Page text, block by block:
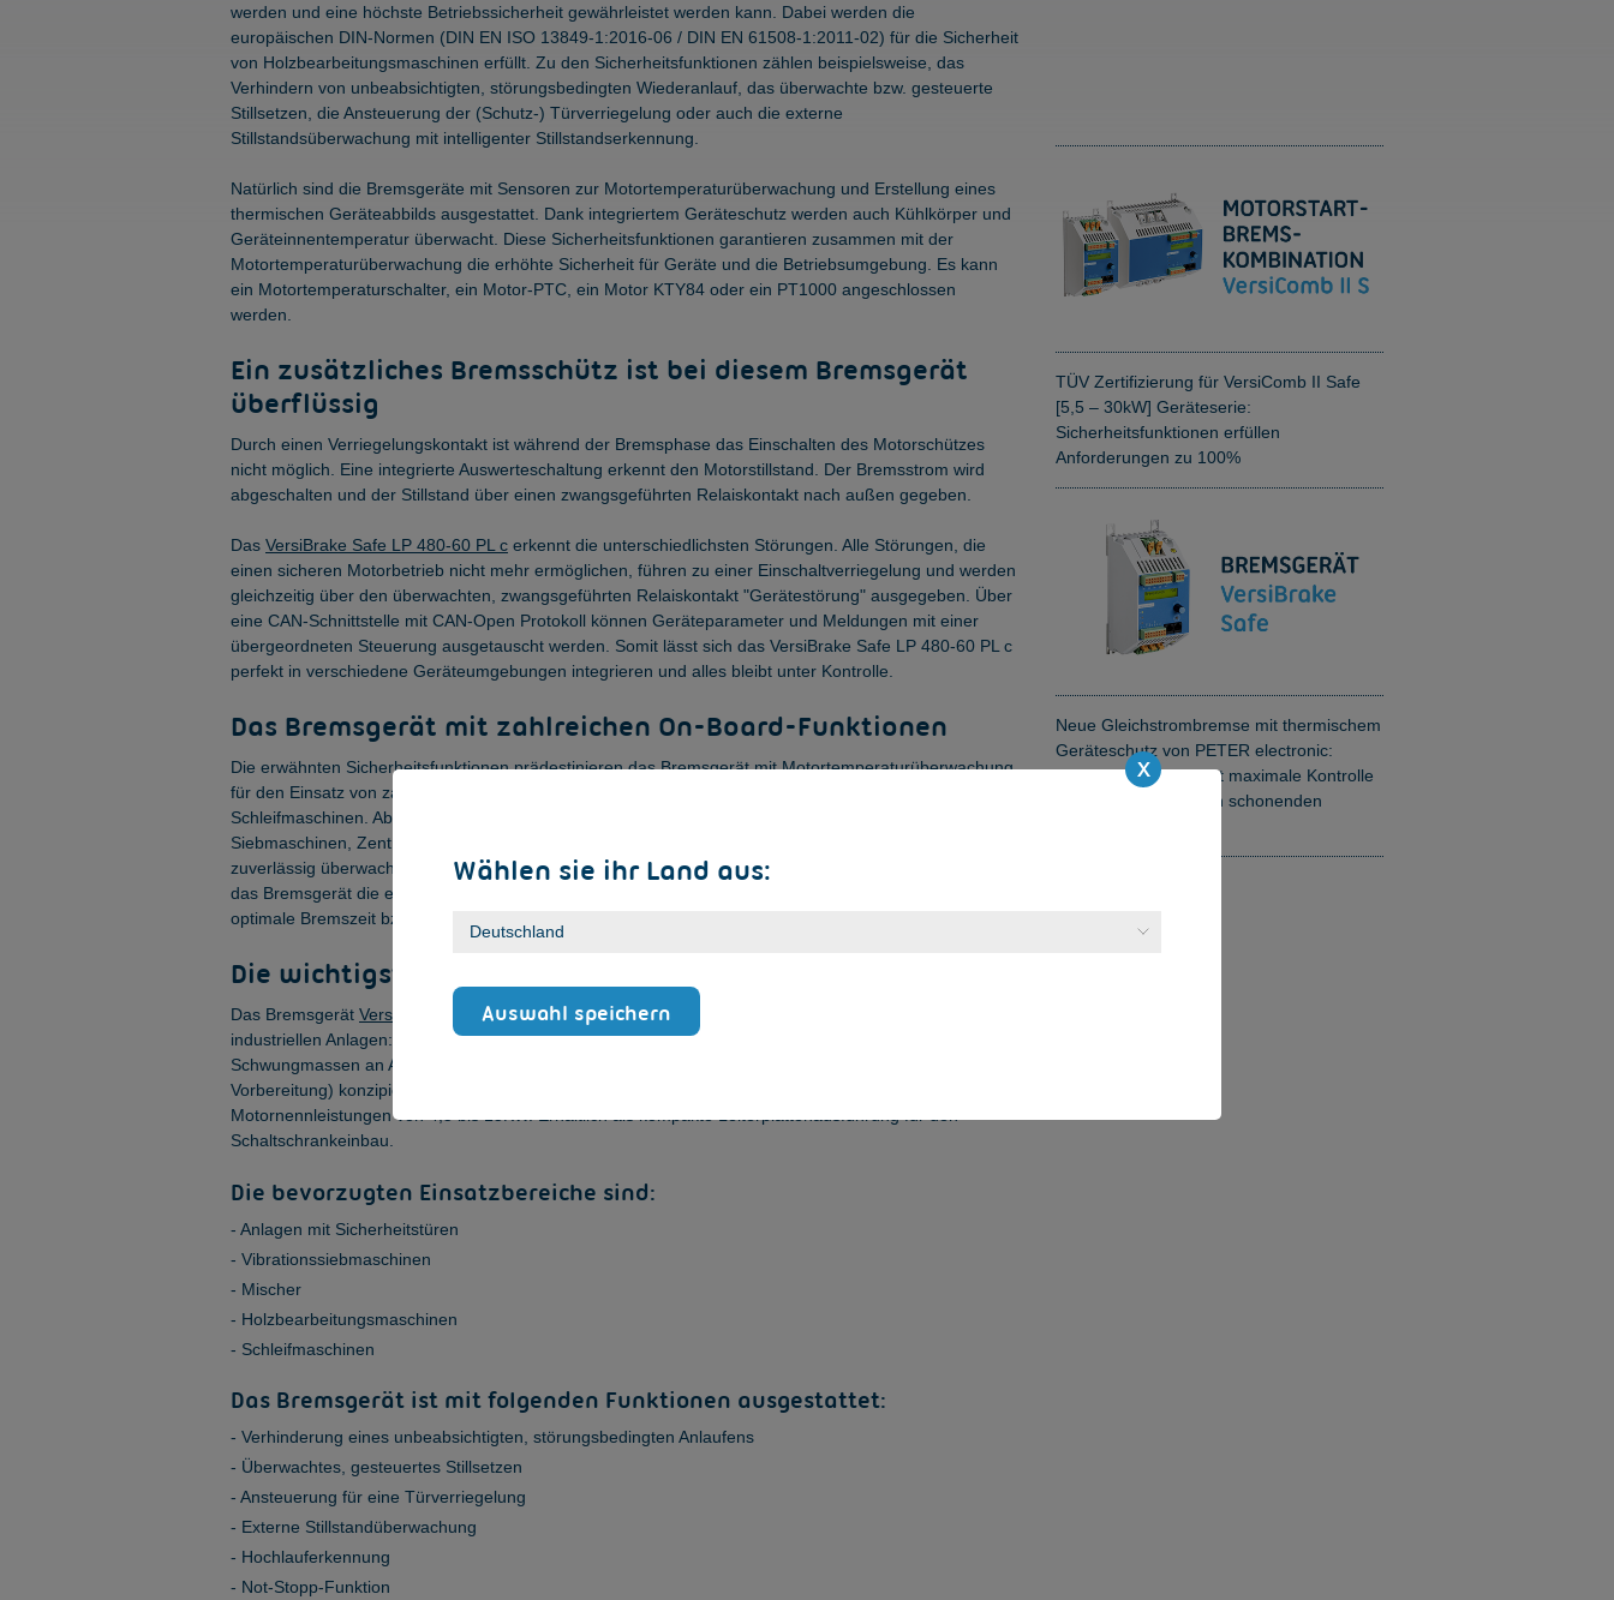
Wählen sie ihr Land aus:
Auswahl speichern
werden und eine höchste Betriebssicherheit gewährleistet werden kann. Dabei werden die
europäischen DIN-Normen (DIN EN ISO 13849-1:2016-06 / DIN EN 61508-1:2011-02) für die Sicherheit
von Holzbearbeitungsmaschinen erfüllt. Zu den Sicherheitsfunktionen zählen beispielsweise, das
Verhindern von unbeabsichtigten, störungsbedingten Wiederanlauf, das überwachte bzw. gesteuerte
Stillsetzen, die Ansteuerung der (Schutz-) Türverriegelung oder auch die externe
Stillstandsüberwachung mit intelligenter Stillstandserkennung.
Natürlich sind die Bremsgeräte mit Sensoren zur Motortemperaturüberwachung und Erstellung eines
thermischen Geräteabbilds ausgestattet. Dank integriertem Geräteschutz werden auch Kühlkörper und
Geräteinnentemperatur überwacht. Diese Sicherheitsfunktionen garantieren zusammen mit der
Motortemperaturüberwachung die erhöhte Sicherheit für Geräte und die Betriebsumgebung. Es kann
ein Motortemperaturschalter, ein Motor-PTC, ein Motor KTY84 oder ein PT1000 angeschlossen
werden.
Ein zusätzliches Bremsschütz ist bei diesem Bremsgerät
überflüssig
Durch einen Verriegelungskontakt ist während der Bremsphase das Einschalten des Motorschützes
nicht möglich. Eine integrierte Auswerteschaltung erkennt den Motorstillstand. Der Bremsstrom wird
abgeschalten und der Stillstand über einen zwangsgeführten Relaiskontakt nach außen gegeben.
Das VersiBrake Safe LP 480-60 PL c erkennt die unterschiedlichsten Störungen. Alle Störungen, die
einen sicheren Motorbetrieb nicht mehr ermöglichen, führen zu einer Einschaltverriegelung und werden
gleichzeitig über den überwachten, zwangsgeführten Relaiskontakt "Gerätestörung" ausgegeben. Über
eine CAN-Schnittstelle mit CAN-Open Protokoll können Geräteparameter und Meldungen mit einer
übergeordneten Steuerung ausgetauscht werden. Somit lässt sich das VersiBrake Safe LP 480-60 PL c
perfekt in verschiedene Geräteumgebungen integrieren und alles bleibt unter Kontrolle.
Das Bremsgerät mit zahlreichen On-Board-Funktionen
Die erwähnten Sicherheitsfunktionen prädestinieren das Bremsgerät mit Motortemperaturüberwachung
für den Einsatz von zahlreichen Bearbeitungsmaschinen, wie Fräsen, Hobel, Sägen, Bürsten und
Schleifmaschinen. Aber auch weitere Maschinen in Industrie und Haustechnik, zum Beispiel
Siebmaschinen, Zentrifugen, Rüttler oder Lüfter werden durch das VersiBrake Safe LP 480-60 PL c
zuverlässig überwacht und gebremst. Weitere On-Bord-Funktionen stellen beispielsweise sicher, dass
das Bremsgerät die elektrischen Daten des angeschlossenen Motors kontrolliert und darauf die
optimale Bremszeit bzw. den benötigten Bremsstrom abstimmt.
Die wichtigsten Merkmale im Überblick
Das Bremsgerät VersiBrake Safe LP 480-60 PL cals elektrisches Betriebsmittel zum Einsatz in
industriellen Anlagen: Die Geräte sind für den Einsatz in Maschinen zur Abbremsung von
Schwungmassen an Antrieben mit Drehstrommotoren der Wirkungsgradklassen IE1, IE2 und IE3 (IE4 in
Vorbereitung) konzipiert. Ausgelegt ist das VersiBrake Safe LP 480-60 PL c für Asynchronmotoren mit
Motornennleistungen von 4,5 bis 15KW. Erhältlich als kompakte Leiterplattenausführung für den
Schaltschrankeinbau.
Die bevorzugten Einsatzbereiche sind:
Anlagen mit Sicherheitstüren
Vibrationssiebmaschinen
Mischer
Holzbearbeitungsmaschinen
Schleifmaschinen
Das Bremsgerät ist mit folgenden Funktionen ausgestattet:
Verhinderung eines unbeabsichtigten, störungsbedingten Anlaufens
Überwachtes, gesteuertes Stillsetzen
Ansteuerung für eine Türverriegelung
Externe Stillstandüberwachung
Hochlauferkennung
Not-Stopp-Funktion
TÜV Zertifizierung für VersiComb II Safe
[5,5 – 30kW] Geräteserie:
Sicherheitsfunktionen erfüllen
Anforderungen zu 100%
Neue Gleichstrombremse mit thermischem
Geräteschutz von PETER electronic:
VersiBrake Safe bietet maximale Kontrolle
und Sicherheit für den schonenden